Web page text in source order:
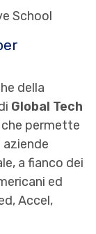
School
della
Global Tech
permette
a fianco dei
ed
Accel,